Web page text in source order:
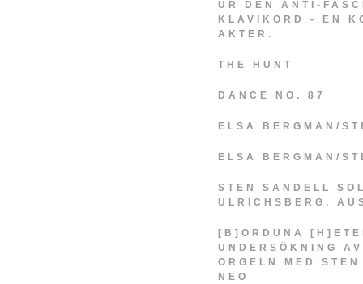
UR DEN ANTI-
KLAVIKORD - EN
AKTER.
THE HUNT
DANCE NO. 87
ELSA BERGMAN/
ELSA BERGMAN/
STEN SANDELL
ULRICHSBERG,
[B]ORDUNA
UNDERSÖKNING
ORGELN MED
NEO